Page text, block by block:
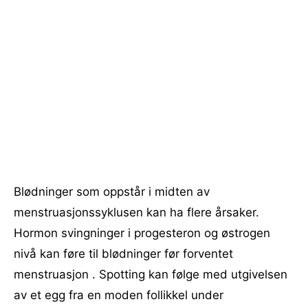
Blødninger som oppstår i midten av
menstruasjonssyklusen kan ha flere årsaker.
Hormon svingninger i progesteron og østrogen
nivå kan føre til blødninger før forventet
menstruasjon . Spotting kan følge med utgivelsen
av et egg fra en moden follikkel under